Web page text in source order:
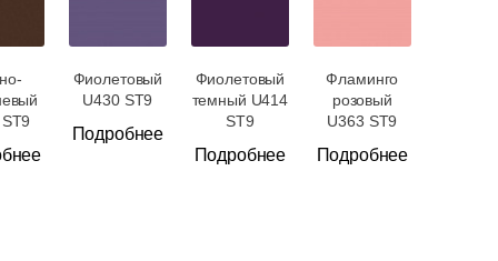
Фиолетовый
U430 ST9
Подробнее
Фиолетовый
темный U414
ST9
Подробнее
Фламинго
розовый
U363 ST9
Подробнее